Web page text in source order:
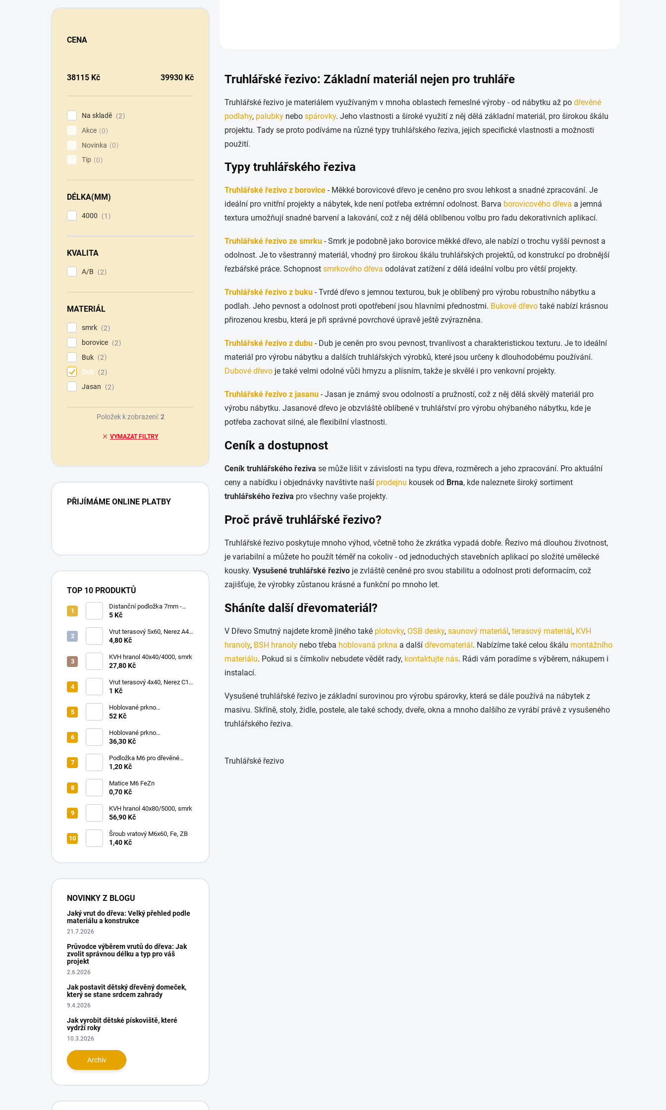
CENA
38115 Kč 39930 Kč
Na skladě
2
Akce
0
Novinka
0
Tip
0
DÉLKA(MM)
4000 1
KVALITA
A/B 2
MATERIÁL
smrk
2
borovice
2
Buk
2
Dub
2
Jasan
2
VYMAZAT FILTRY
Položek k zobrazení:2
PŘIJÍMÁME ONLINE PLATBY
TOP 10 PRODUKTŮ
Distanční podložka 7mm -
80x25x6mm
5 Kč
Vrut terasový 5x60, Nerez A4,
100 ks/bal.
4,80 Kč
KVH hranol 40x40/4000, smrk
27,80 Kč
Vrut terasový 4x40, Nerez C1,
200 ks/bal.
1 Kč
Hoblované prkno
18x140/4000, smrk
52 Kč
Hoblované prkno
18x100/4000, smrk
36,30 Kč
Podložka M6 pro dřevěné
konstrukce
1,20 Kč
Matice M6 FeZn
0,70 Kč
KVH hranol 40x80/5000, smrk
56,90 Kč
Šroub vratový M6x60, Fe, ZB
1,40 Kč
NOVINKY Z BLOGU
Jaký vrut do dřeva: Velký přehled podle
materiálu a konstrukce
21.7.2026
Průvodce výběrem vrutů do dřeva: Jak
zvolit správnou délku a typ pro váš
projekt
2.6.2026
Jak postavit dětský dřevěný domeček,
který se stane srdcem zahrady
9.4.2026
Jak vyrobit dětské pískoviště, které
vydrží roky
10.3.2026
Archiv
l
d
c
í
v
ý
p
i
s
Truhlářské řezivo: Základní materiál nejen pro truhláře
Truhlářské řezivo je materiálem využívaným v mnoha oblastech řemeslné výroby - od nábytku až po dřevěné
podlahy, palubky nebo spárovky. Jeho vlastnosti a široké využití z něj dělá základní materiál, pro širokou škálu
projektu. Tady se proto podíváme na různé typy truhlářského řeziva, jejich specifické vlastnosti a možnosti
použití.
Typy truhlářského řeziva
Truhlářské řezivo z borovice - Měkké borovicové dřevo je ceněno pro svou lehkost a snadné zpracování. Je
ideální pro vnitřní projekty a nábytek, kde není potřeba extrémní odolnost. Barva borovicového dřeva a jemná
textura umožňují snadné barvení a lakování, což z něj dělá oblíbenou volbu pro řadu dekorativních aplikací.
Truhlářské řezivo ze smrku - Smrk je podobně jako borovice měkké dřevo, ale nabízí o trochu vyšší pevnost a
odolnost. Je to všestranný materiál, vhodný pro širokou škálu truhlářských projektů, od konstrukcí po drobnější
řezbářské práce. Schopnost smrkového dřeva odolávat zatížení z dělá ideální volbu pro větší projekty.
Truhlářské řezivo z buku - Tvrdé dřevo s jemnou texturou, buk je oblíbený pro výrobu robustního nábytku a
podlah. Jeho pevnost a odolnost proti opotřebení jsou hlavními přednostmi. Bukové dřevo také nabízí krásnou
přirozenou kresbu, která je při správné povrchové úpravě ještě zvýrazněna.
Truhlářské řezivo z dubu - Dub je ceněn pro svou pevnost, trvanlivost a charakteristickou texturu. Je to ideální
materiál pro výrobu nábytku a dalších truhlářských výrobků, které jsou určeny k dlouhodobému používání.
Dubové dřevo je také velmi odolné vůči hmyzu a plísním, takže je skvělé i pro venkovní projekty.
Truhlářské řezivo z jasanu - Jasan je známý svou odolností a pružností, což z něj dělá skvělý materiál pro
výrobu nábytku. Jasanové dřevo je obzvláště oblíbené v truhlářství pro výrobu ohýbaného nábytku, kde je
potřeba zachovat silné, ale flexibilní vlastnosti.
Ceník a dostupnost
Ceník truhlářského řeziva se může lišit v závislosti na typu dřeva, rozměrech a jeho zpracování. Pro aktuální
ceny a nabídku i objednávky navštivte naší prodejnu kousek od Brna, kde naleznete široký sortiment
truhlářského řeziva pro všechny vaše projekty.
Proč právě truhlářské řezivo?
Truhlářské řezivo poskytuje mnoho výhod, včetně toho že zkrátka vypadá dobře. Řezivo má dlouhou životnost,
je variabilní a můžete ho použít téměř na cokoliv - od jednoduchých stavebních aplikací po složité umělecké
kousky. Vysušené truhlářské řezivo je zvláště ceněné pro svou stabilitu a odolnost proti deformacím, což
zajišťuje, že výrobky zůstanou krásné a funkční po mnoho let.
Sháníte další dřevomateriál?
V Dřevo Smutný najdete kromě jiného také plotovky, OSB desky, saunový materiál, terasový materiál, KVH
hranoly, BSH hranoly nebo třeba hoblovaná prkna a další dřevomateriál. Nabízíme také celou škálu montážního
materiálu. Pokud si s čímkoliv nebudete vědět rady, kontaktujte nás. Rádi vám poradíme s výběrem, nákupem i
instalací.
Vysušené truhlářské řezivo je základní surovinou pro výrobu spárovky, která se dále používá na nábytek z
masivu. Skříně, stoly, židle, postele, ale také schody, dveře, okna a mnoho dalšího ze vyrábí právě z vysušeného
truhlářského řeziva.
Truhlářské řezivo